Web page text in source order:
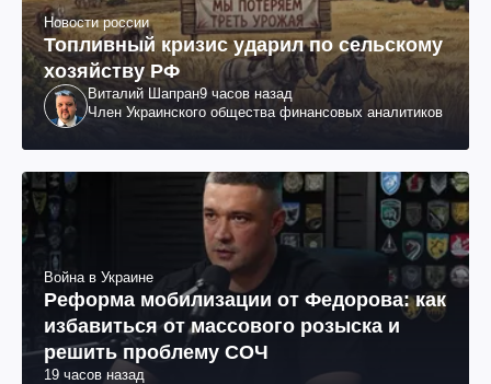
Новости россии
Топливный кризис ударил по сельскому
хозяйству РФ
Виталий Шапран9 часов назад
Член Украинского общества финансовых аналитиков
Война в Украине
Реформа мобилизации от Федорова: как
избавиться от массового розыска и
решить проблему СОЧ
19 часов назад